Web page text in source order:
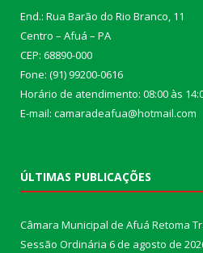
End.: Rua Barão do Rio Branco, 11
Centro – Afuá – PA
CEP: 68890-000
Fone: (91) 99200-0616
Horário de atendimento: 08:00 às
E-mail: camaradeafua@hotmail.com
ÚLTIMAS PUBLICAÇÕES
Câmara Municipal de Afuá Retoma
Sessão Ordinária 6 de agosto de